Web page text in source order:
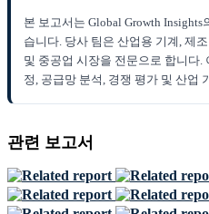
본 보고서는 Global Growth
습니다. 당사 팀은 산업용 기계, 제
및 중공업 시장을 전문으로 합니다
정, 공급망 분석, 경쟁 평가 및 산업
관련 보고서